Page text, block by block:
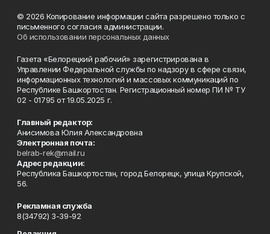
© 2026 Копирование информации сайта разрешено только с
письменного согласия администрации.
Об использовании персональных данных
Газета «Белорецкий рабочий» зарегистрирована в
Управлении Федеральной службы по надзору в сфере связи,
информационных технологий и массовых коммуникаций по
Республике Башкортостан. Регистрационный номер ПИ № ТУ
02 - 01795 от 19.05.2025 г.
Главный редактор:
Анисимова Юлия Александровна
Электронная почта:
belrab-rek@mail.ru
Адрес редакции:
Республика Башкортостан, город Белорецк, улица Крупской,
56.
Рекламная служба
8(34792) 3-39-92